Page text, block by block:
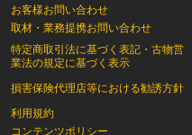
お客様お問い合わせ
取材・業務提携お問い合わせ
特定商取引法に基づく表記・古物営
業法の規定に基づく表示
損害保険代理店等における勧誘方針
利用規約
コンテンツポリシー